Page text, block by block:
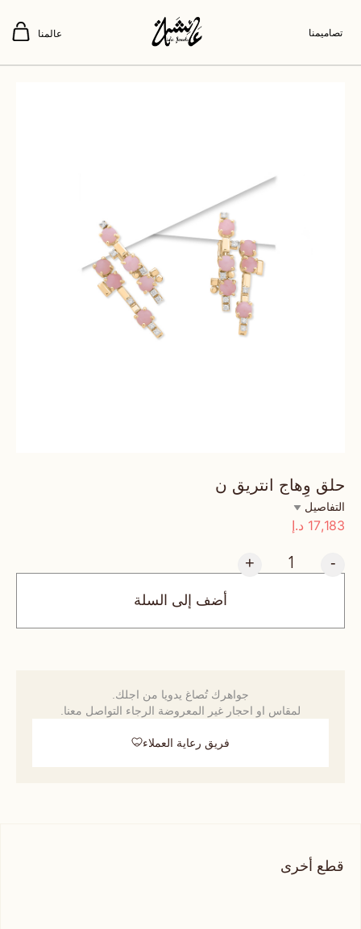
تصاميمنا عالمنا
حلق وِهاج انتريق ن
التفاصيل
17,183 د.إ
-
+
أضف إلى السلة
جواهرك تُصاغ يدويا من اجلك.
لمقاس او احجار غير المعروضة الرجاء التواصل معنا.
فريق رعاية العملاء
قطع أخرى